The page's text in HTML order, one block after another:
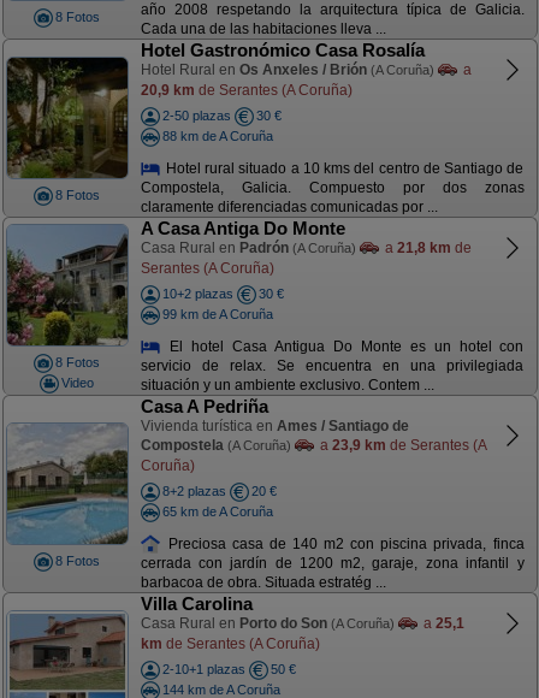
8 Fotos
año 2008 respetando la arquitectura típica de Galicia.
Cada una de las habitaciones lleva ...
8 Fotos
Hotel Gastronómico Casa Rosalía
Hotel Rural en Os Anxeles / Brión (A Coruña)
a
20,9 km de Serantes (A Coruña)
2-50 plazas
30 €
88 km de A Coruña
Hotel rural situado a 10 kms del centro de Santiago de
Compostela, Galicia. Compuesto por dos zonas
claramente diferenciadas comunicadas por ...
8 Fotos
Video
A Casa Antiga Do Monte
Casa Rural en Padrón (A Coruña) a 21,8 km de
Serantes (A Coruña)
10+2 plazas
30 €
99 km de A Coruña
El hotel Casa Antigua Do Monte es un hotel con
servicio de relax. Se encuentra en una privilegiada
situación y un ambiente exclusivo. Contem ...
8 Fotos
Casa A Pedriña
Vivienda turística en Ames / Santiago de
Compostela (A Coruña) a 23,9 km de Serantes (A
Coruña)
8+2 plazas
20 €
65 km de A Coruña
Preciosa casa de 140 m2 con piscina privada, finca
cerrada con jardín de 1200 m2, garaje, zona infantil y
barbacoa de obra. Situada estratég ...
Villa Carolina
Casa Rural en Porto do Son (A Coruña) a 25,1
km de Serantes (A Coruña)
2-10+1 plazas
50 €
144 km de A Coruña